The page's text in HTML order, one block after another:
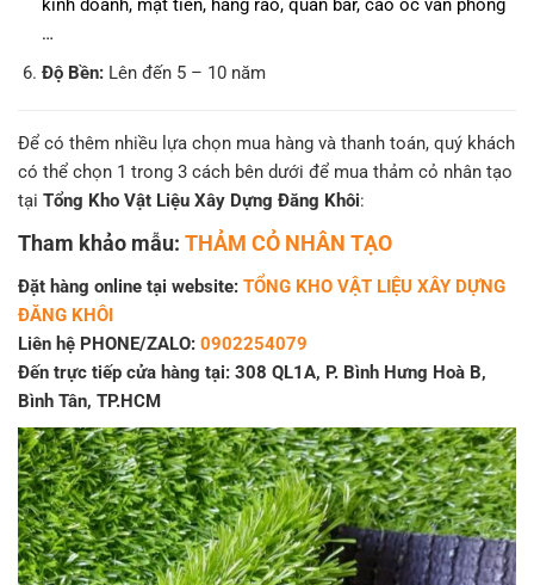
kinh doanh, mặt tiền, hàng rào, quán bar, cao ốc văn phòng
…
Độ Bền:Lên đến 5 – 10 năm
Để có thêm nhiều lựa chọn mua hàng và thanh toán, quý khách
có thể chọn 1 trong 3 cách bên dưới để mua thảm cỏ nhân tạo
tại Tổng Kho Vật Liệu Xây Dựng Đăng Khôi:
Tham khảo mẫu: THẢM CỎ NHÂN TẠO
Đặt hàng online tại website: TỔNG KHO VẬT LIỆU XÂY DỰNG
ĐĂNG KHÔI
Liên hệ PHONE/ZALO: 0902254079
Đến trực tiếp cửa hàng tại: 308 QL1A, P. Bình Hưng Hoà B,
Bình Tân, TP.HCM